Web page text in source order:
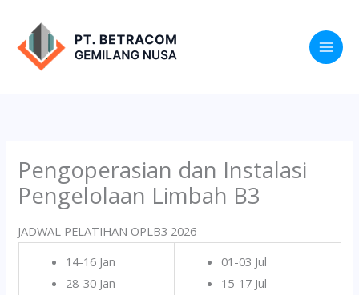
konten
Pengoperasian dan Instalasi
Pengelolaan Limbah B3
JADWAL PELATIHAN OPLB3 2026
14-16 Jan
28-30 Jan
01-03 Jul
15-17 Jul